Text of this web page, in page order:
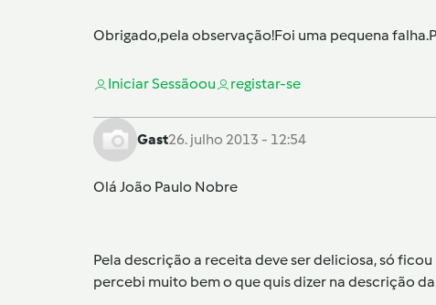
Obrigado,pela observação!Foi uma pequena
Iniciar Sessãoou registar-se
Gast26. julho 2013 - 12:54
Olá João Paulo Nobre
Pela descrição a receita deve ser deliciosa, só
percebi muito bem o que quis dizer na descrição